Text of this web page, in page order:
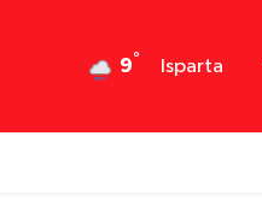
9° Isparta